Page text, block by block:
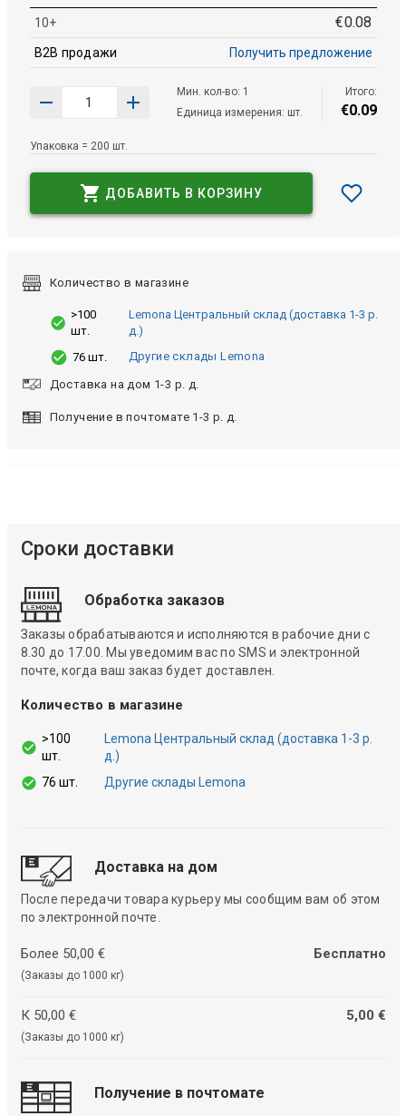
10+ €0.08
B2B продажи Получить предложение
Мин. кол-во: 1
Единица измерения: шт.
Итого:
€0.09
Упаковка = 200 шт.
ДОБАВИТЬ В КОРЗИНУ
Количество в магазине
>100
шт.
Lemona Центральный склад (доставка 1-3 р.
д.)
76 шт.
Другие склады Lemona
Доставка на дом 1-3 р. д.
Получение в почтомате 1-3 р. д.
Сроки доставки
Обработка заказов
Заказы обрабатываются и исполняются в рабочие дни с
8.30 до 17.00. Мы уведомим вас по SMS и электронной
почте, когда ваш заказ будет доставлен.
Количество в магазине
>100
шт.
Lemona Центральный склад (доставка 1-3 р.
д.)
76 шт.
Другие склады Lemona
Доставка на дом
После передачи товара курьеру мы сообщим вам об этом
по электронной почте.
Более 50,00 €
(Заказы до 1000 кг)
Бесплатно
К 50,00 €
(Заказы до 1000 кг)
5,00 €
Получение в почтомате